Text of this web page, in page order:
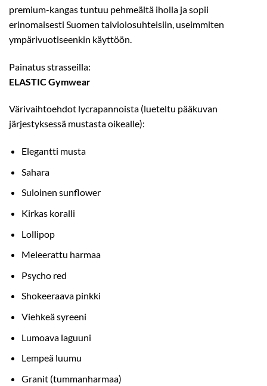
premium-kangas tuntuu pehmeältä iholla ja sopii
erinomaisesti Suomen talviolosuhteisiin, useimmiten
ympärivuotiseenkin käyttöön.
Painatus strasseilla:
ELASTIC Gymwear
Värivaihtoehdot lycrapannoista (lueteltu pääkuvan
järjestyksessä mustasta oikealle):
Elegantti musta
Sahara
Suloinen sunflower
Kirkas koralli
Lollipop
Meleerattu harmaa
Psycho red
Shokeeraava pinkki
Viehkeä syreeni
Lumoava laguuni
Lempeä luumu
Granit (tummanharmaa)